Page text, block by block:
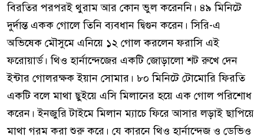
বিরতির পরপরই থুরাম আর কোন ভুল করেননি। ৪৯ মিনিটে
দুর্দান্ত একক গোলে তিনি ব্যবধান দ্বিগুন করেন। সিরি-এ
অভিষেক মৌসুমে এনিয়ে ১২ গোল করলেন ফরাসি এই
ফরোয়ার্ড। থিও হার্নান্দেজের একটি জোড়ালো শট রুখে দেন
ইন্টার গোলরক্ষক ইয়ান সোমার। ৮০ মিনিটে টোমোরি ফিরতি
একটি বলে মাথা ছুইয়ে এসি মিলানের হয়ে এক গোল পরিশোধ
করেন। ইনজুরি টাইমে মিলান ম্যাচে ফিরে আসার লড়াই ছাপিয়ে
মাথা গরম করা শুরু করে। যে কারনে থিও হার্নান্দেজ ও ডেভিও